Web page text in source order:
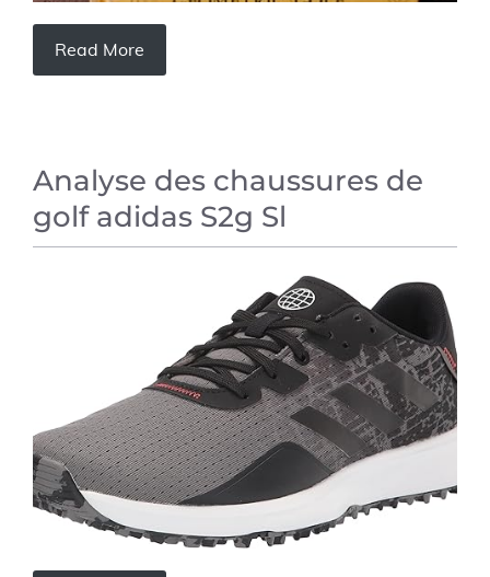
Read More
Analyse des chaussures de
golf adidas S2g Sl